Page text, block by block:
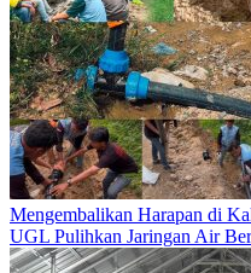
Mengembalikan Harapan di
UGL Pulihkan Jaringan Air